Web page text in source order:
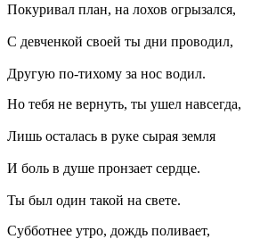
Покуривал план, на лохов огрызался,
С девченкой своей ты дни проводил,
Другую по-тихому за нос водил.
Но тебя не вернуть, ты ушел навсегда,
Лишь осталась в руке сырая земля
И боль в душе пронзает сердце.
Ты был один такой на свете.
Субботнее утро, дождь поливает,